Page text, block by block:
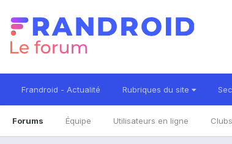
Frandroid - Actualité Rubriques du site
Forums Équipe Utilisateurs en ligne Clubs